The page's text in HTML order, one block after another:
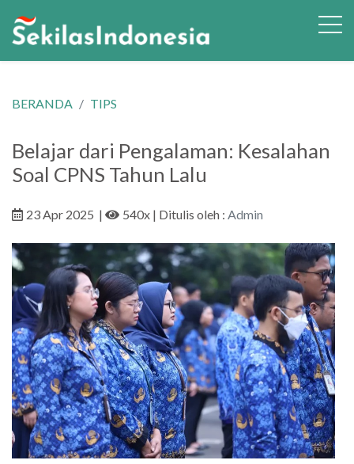
BERANDA TIPS
Belajar dari Pengalaman: Kesalahan
Soal CPNS Tahun Lalu
23 Apr 2025 | 540x | Ditulis oleh : Admin